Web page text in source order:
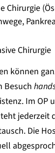
Chirurgie
Chirurgie
können
Besuch
Im OP
jederzeit
Die